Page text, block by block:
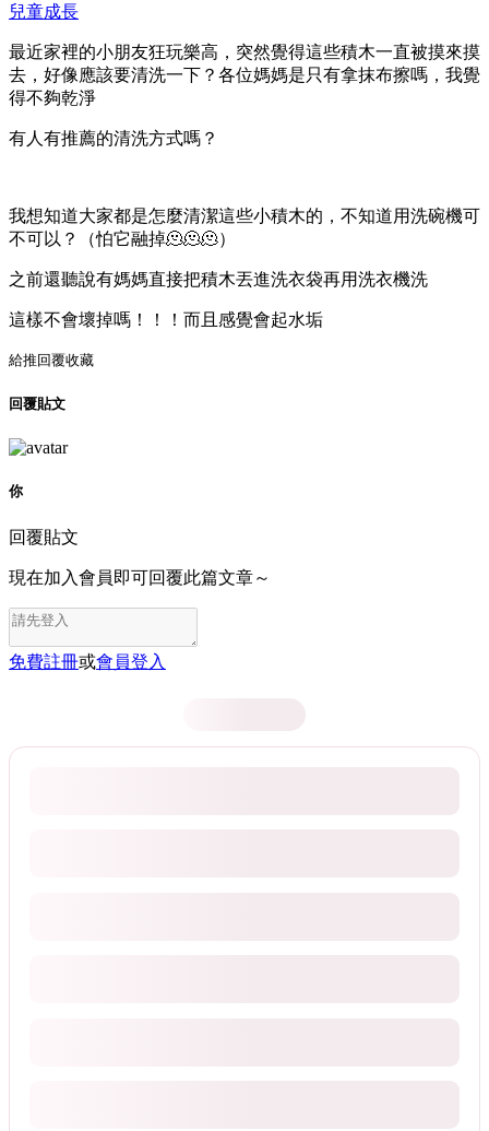
兒童成長
最近家裡的小朋友狂玩樂高，突然覺得這些積木一直被摸來摸
去，好像應該要清洗一下？各位媽媽是只有拿抹布擦嗎，我覺
得不夠乾淨
有人有推薦的清洗方式嗎？
我想知道大家都是怎麼清潔這些小積木的，不知道用洗碗機可
不可以？（怕它融掉🫠🫠🫠）
之前還聽說有媽媽直接把積木丟進洗衣袋再用洗衣機洗
這樣不會壞掉嗎！！！而且感覺會起水垢
給推回覆收藏
回覆貼文
你
回覆貼文
現在加入會員即可回覆此篇文章～
免費註冊或會員登入